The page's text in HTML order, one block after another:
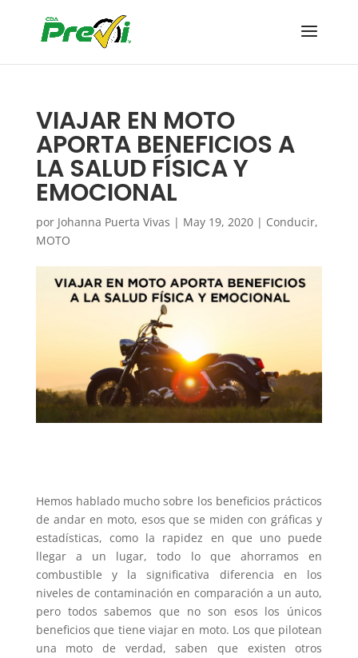
VIAJAR EN MOTO
APORTA BENEFICIOS A
LA SALUD FÍSICA Y
EMOCIONAL
por Johanna Puerta Vivas | May 19, 2020| Conducir,
MOTO
Hemos hablado mucho sobre los beneficios prácticos
de andar en moto, esos que se miden con gráficas y
estadísticas, como la rapidez en que uno puede
llegar a un lugar, todo lo que ahorramos en
combustible y la significativa diferencia en los
niveles de contaminación en comparación a un auto,
pero todos sabemos que no son esos los únicos
beneficios que tiene viajar en moto. Los que pilotean
una moto de verdad, saben que existen otros